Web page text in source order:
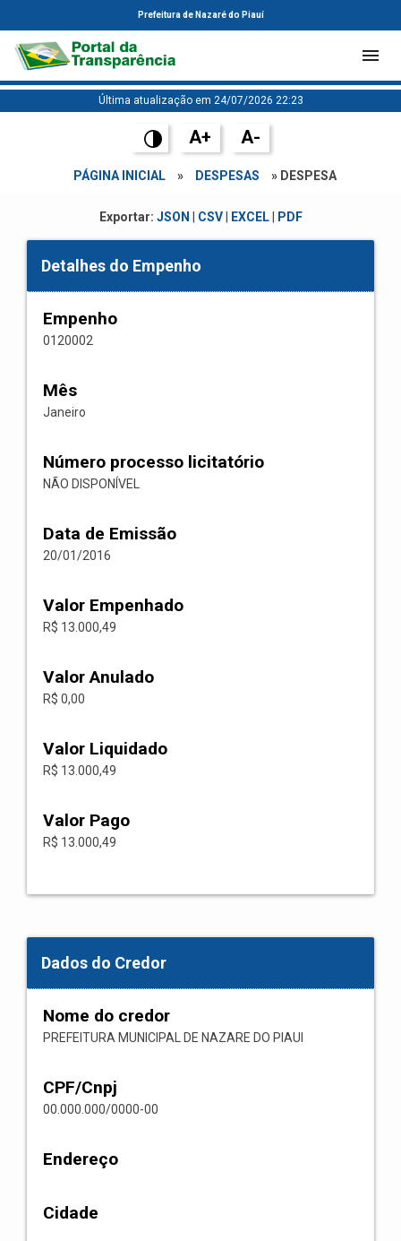
Prefeitura de Nazaré do Piauí
Última atualização em 24/07/2026 22:23
A+ A-
PÁGINA INICIAL » DESPESAS » DESPESA
Exportar: JSON CSV| EXCEL| PDF
Detalhes do Empenho
Empenho
0120002
Mês
Janeiro
Número processo licitatório
NÃO DISPONÍVEL
Data de Emissão
20/01/2016
Valor Empenhado
R$ 13.000,49
Valor Anulado
R$ 0,00
Valor Liquidado
R$ 13.000,49
Valor Pago
R$ 13.000,49
Dados do Credor
Nome do credor
PREFEITURA MUNICIPAL DE NAZARE DO PIAUI
CPF/Cnpj
00.000.000/0000-00
Endereço
Cidade